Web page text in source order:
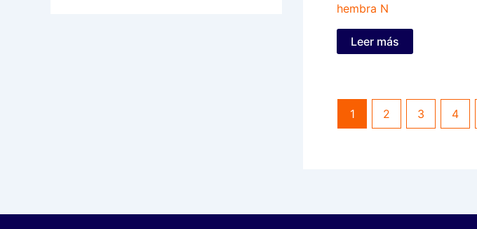
hembra N
Leer más
1 2 3 4